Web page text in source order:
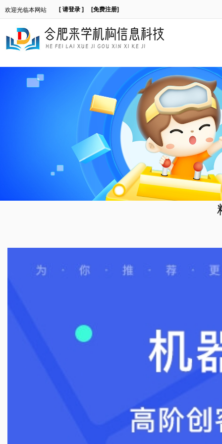
欢迎光临本网站 [ 请登录 ] [免费注册]